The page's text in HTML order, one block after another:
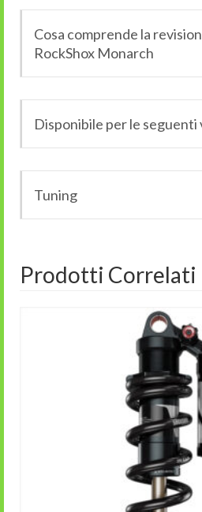
Cosa comprende la
RockShox Monarch
Disponibile per le seguenti
Tuning
Prodotti Correlati